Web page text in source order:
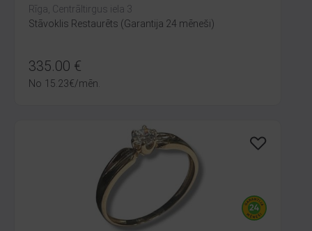
Rīga, Centrāltirgus iela 3
Stāvoklis Restaurēts (Garantija 24 mēneši)
335.00 €
No 15.23€/mēn.